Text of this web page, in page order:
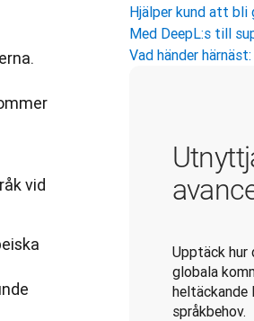
vid
Hjälper kund att bli
Med DeepL:s till
Upptäck hur
globala
heltäckande
språkbehov.